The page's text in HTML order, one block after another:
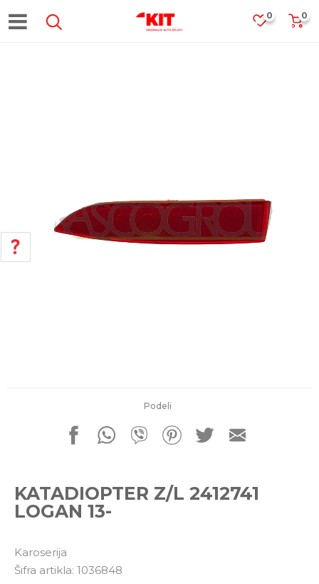
0
0
Podeli
KATADIOPTER Z/L 2412741
LOGAN 13-
Karoserija
Šifra artikla: 1036848
Pišite nam
office@kitcommerce.rs